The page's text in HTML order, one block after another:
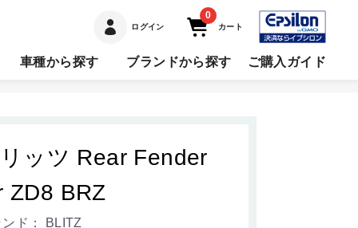
ログイン
0
カート
車種から探す ブランドから探す ご購入ガイド
ッツ Rear Fender
ZD8 BRZ
ンド： BLITZ